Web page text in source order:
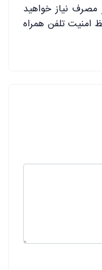
مصرف نیاز خواهید
امنیت تلفن همراه